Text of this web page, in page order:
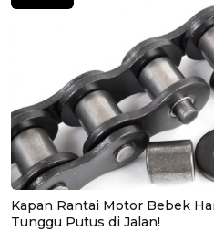
Kapan Rantai Motor Bebek
Tunggu Putus di Jalan!